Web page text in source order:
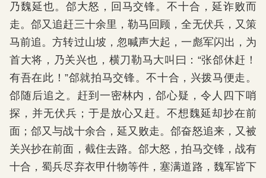
乃魏延也。郃大怒，回马交锋。不十合，延诈败而
走。郃又追赶三十余里，勒马回顾，全无伏兵，又策
马前追。方转过山坡，忽喊声大起，一彪军闪出，为
首大将，乃关兴也，横刀勒马大叫曰：“张郃休赶！
有吾在此！”郃就拍马交锋。不十合，兴拨马便走。
郃随后追之。赶到一密林内，郃心疑，令人四下哨
探，并无伏兵；于是放心又赶。不想魏延却抄在前
面；郃又与战十余合，延又败走。郃奋怒追来，又被
关兴抄在前面，截住去路。郃大怒，拍马交锋，战有
十合，蜀兵尽弃衣甲什物等件，塞满道路，魏军皆下